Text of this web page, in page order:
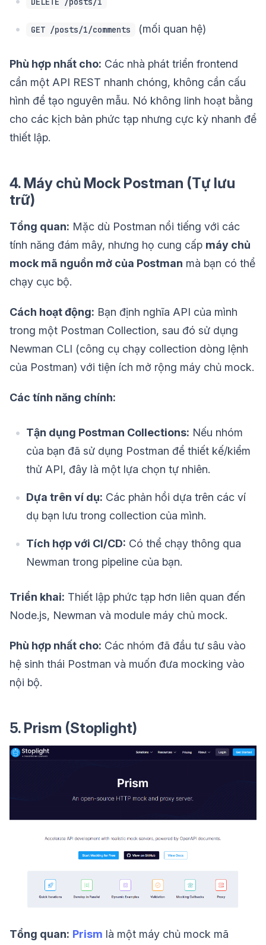
GET /posts/1/comments (mối quan hệ)
Phù hợp nhất cho: Các nhà phát triển frontend
cần một API REST nhanh chóng, không cần cấu
hình để tạo nguyên mẫu. Nó không linh hoạt bằng
cho các kịch bản phức tạp nhưng cực kỳ nhanh để
thiết lập.
4. Máy chủ Mock Postman (Tự lưu
trữ)
Tổng quan: Mặc dù Postman nổi tiếng với các
tính năng đám mây, nhưng họ cung cấp máy chủ
mock mã nguồn mở của Postman mà bạn có thể
chạy cục bộ.
Cách hoạt động: Bạn định nghĩa API của mình
trong một Postman Collection, sau đó sử dụng
Newman CLI (công cụ chạy collection dòng lệnh
của Postman) với tiện ích mở rộng máy chủ mock.
Các tính năng chính:
Tận dụng Postman Collections: Nếu nhóm
của bạn đã sử dụng Postman để thiết kế/kiểm
thử API, đây là một lựa chọn tự nhiên.
Dựa trên ví dụ: Các phản hồi dựa trên các ví
dụ bạn lưu trong collection của mình.
Tích hợp với CI/CD: Có thể chạy thông qua
Newman trong pipeline của bạn.
Triển khai: Thiết lập phức tạp hơn liên quan đến
Node.js, Newman và module máy chủ mock.
Phù hợp nhất cho: Các nhóm đã đầu tư sâu vào
hệ sinh thái Postman và muốn đưa mocking vào
nội bộ.
5. Prism (Stoplight)
Tổng quan: Prism là một máy chủ mock mã